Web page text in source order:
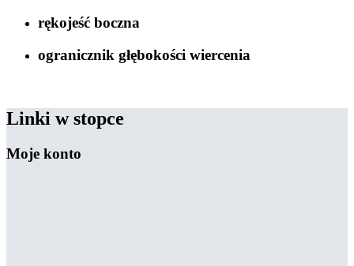
rękojeść boczna
ogranicznik głębokości wiercenia
Linki w stopce
Moje konto